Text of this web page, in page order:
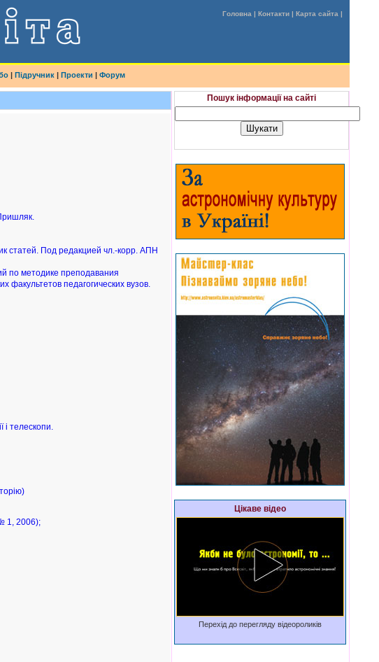
Головна | Контакти | Карта сайта |
| Підручник| Проекти | Форум
статей. Под редакцией чл.-корр. АПН
по методике преподавания
педагогических вузов.
і телескопи.
1, 2006);
Пошук інформації на сайті
Цікаве відео
Перехід до перегляду відеороликів